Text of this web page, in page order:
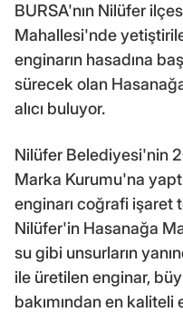
BURSA'nın Nilüfer
Mahallesi'nde
enginarın hasadına
sürecek olan
alıcı buluyor.
Nilüfer Belediyesi'nin
Marka Kurumu'na
enginarı coğrafi işaret
Nilüfer'in Hasanağa
su gibi unsurların
ile üretilen enginar,
bakımından en kaliteli